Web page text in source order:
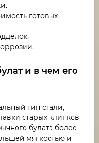
готовых
и в чем его
тип стали,
старых клинков
булата более
мягкостью и